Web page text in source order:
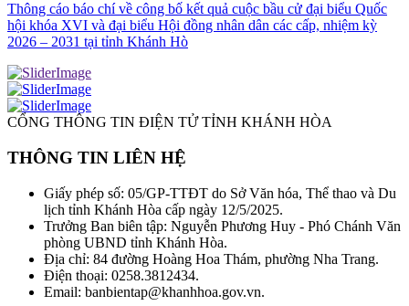
Thông cáo báo chí về công bố kết quả cuộc bầu cử đại biểu Quốc
hội khóa XVI và đại biểu Hội đồng nhân dân các cấp, nhiệm kỳ
2026 – 2031 tại tỉnh Khánh Hò
CỔNG THÔNG TIN ĐIỆN TỬ TỈNH KHÁNH HÒA
THÔNG TIN LIÊN HỆ
Giấy phép số: 05/GP-TTĐT do Sở Văn hóa, Thể thao và Du
lịch tỉnh Khánh Hòa cấp ngày 12/5/2025.
Trưởng Ban biên tập: Nguyễn Phương Huy - Phó Chánh Văn
phòng UBND tỉnh Khánh Hòa.
Địa chỉ: 84 đường Hoàng Hoa Thám, phường Nha Trang.
Điện thoại: 0258.3812434.
Email: banbientap@khanhhoa.gov.vn.